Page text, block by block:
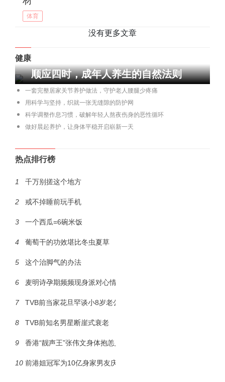
体育
没有更多文章
健康
顺应四时，成年人养生的自然法则
一套完整居家关节养护做法，守护老人腰腿少疼痛
用科学与坚持，织就一张无缝隙的防护网
科学调整作息习惯，破解年轻人熬夜伤身的恶性循环
做好晨起养护，让身体平稳开启崭新一天
热点排行榜
1 千万别搓这个地方
2 戒不掉睡前玩手机
3 一个西瓜=6碗米饭
4 葡萄干的功效堪比冬虫夏草
5 这个治脚气的办法
6 麦明诗孕期频频现身派对心情佳
7 TVB前当家花旦罕谈小8岁老公
8 TVB前知名男星断崖式衰老
9 香港“靓声王”张伟文身体抱恙入院
10 前港姐冠军为10亿身家男友庆生